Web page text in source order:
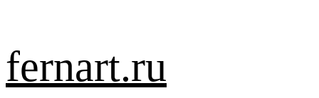
Перейти
к
содержимому
fernart.ru